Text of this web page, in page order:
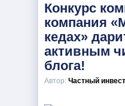
Конкурс
компания
кедах»
активным
блога!
Автор: Частный